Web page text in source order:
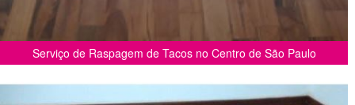
Serviço de Raspagem de Tacos no Centro de São Paulo